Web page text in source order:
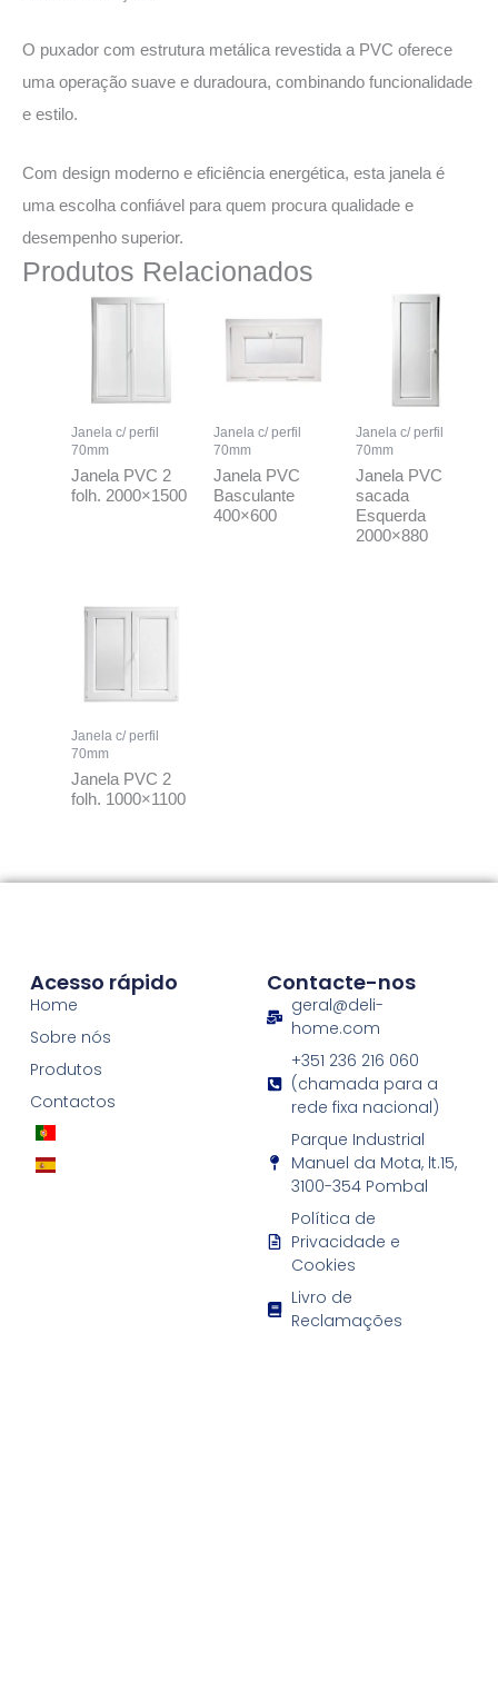
O puxador com estrutura metálica revestida a PVC oferece
uma operação suave e duradoura, combinando funcionalidade
e estilo.
Com design moderno e eficiência energética, esta janela é
uma escolha confiável para quem procura qualidade e
desempenho superior.
Produtos Relacionados
Janela c/ perfil
70mm
Janela PVC 2
folh. 2000×1500
Janela c/ perfil
70mm
Janela PVC
Basculante
400×600
Janela c/ perfil
70mm
Janela PVC
sacada
Esquerda
2000×880
Janela c/ perfil
70mm
Janela PVC 2
folh. 1000×1100
Acesso rápido
Home
Sobre nós
Produtos
Contactos
Contacte-nos
geral@deli-
home.com
+351 236 216 060
(chamada para a
rede fixa nacional)
Parque Industrial
Manuel da Mota, lt.15,
3100-354 Pombal
Política de
Privacidade e
Cookies
Livro de
Reclamações